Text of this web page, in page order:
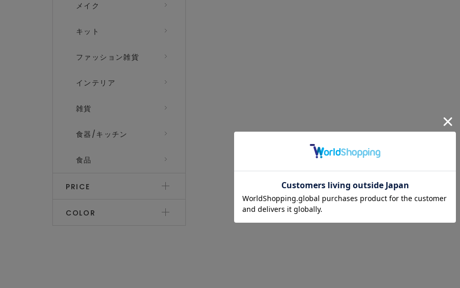
メイク
キット
ファッション雑貨
インテリア
雑貨
食器/キッチン
食品
PRICE
COLOR